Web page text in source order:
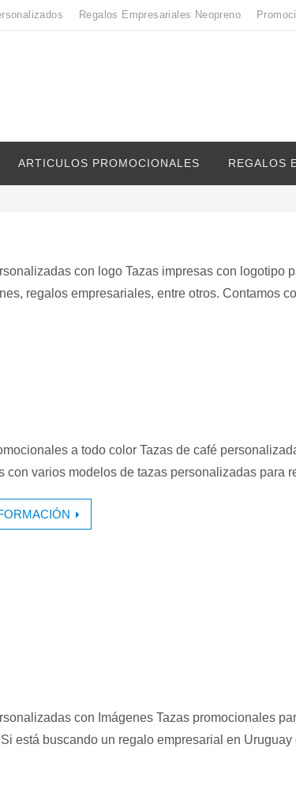
Regalos Empresariales Neopreno
ARTICULOS PROMOCIONALES REGALOS
con logo Tazas impresas con logotipo
regalos empresariales, entre otros. Contamos
a todo color Tazas de café
con varios modelos de tazas personalizadas para
con Imágenes Tazas promocionales
está buscando un regalo empresarial en